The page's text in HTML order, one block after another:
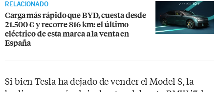
RELACIONADO
Carga más rápido que BYD, cuesta desde
21.500 € y recorre 816 km: el último
eléctrico de esta marca a la venta en
España
Si bien Tesla ha dejado de vender el Model S, la